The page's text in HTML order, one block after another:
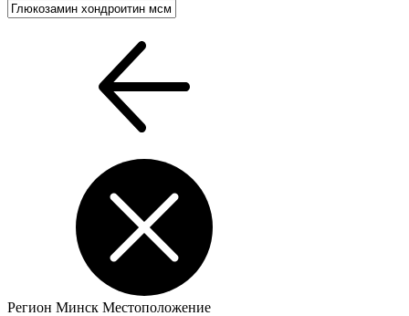
Регион Минск Местоположение